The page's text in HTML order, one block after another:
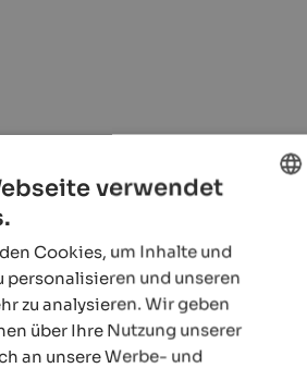
GERMAN
verwendet
Cookies, um Inhalte und
personalisieren und unseren
zu analysieren. Wir geben
über Ihre Nutzung unserer
an unsere Werbe- und